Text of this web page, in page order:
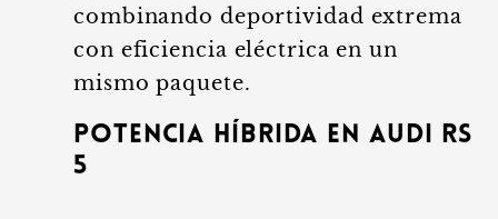
combinando deportividad extrema
con eficiencia eléctrica en un
mismo paquete.
Potencia híbrida en Audi RS
5